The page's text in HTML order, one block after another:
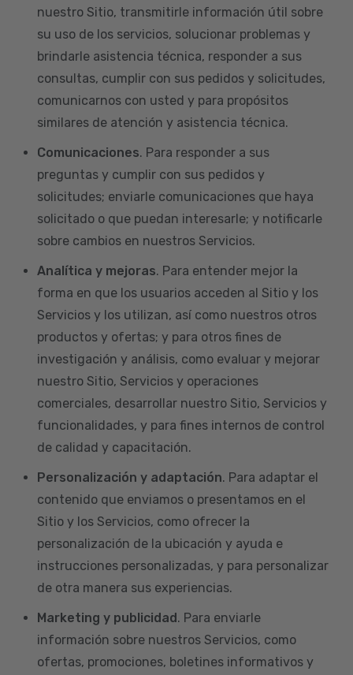
nuestro Sitio, transmitirle información útil sobre
su uso de los servicios, solucionar problemas y
brindarle asistencia técnica, responder a sus
consultas, cumplir con sus pedidos y solicitudes,
comunicarnos con usted y para propósitos
similares de atención y asistencia técnica.
Comunicaciones. Para responder a sus
preguntas y cumplir con sus pedidos y
solicitudes; enviarle comunicaciones que haya
solicitado o que puedan interesarle; y notificarle
sobre cambios en nuestros Servicios.
Analítica y mejoras. Para entender mejor la
forma en que los usuarios acceden al Sitio y los
Servicios y los utilizan, así como nuestros otros
productos y ofertas; y para otros fines de
investigación y análisis, como evaluar y mejorar
nuestro Sitio, Servicios y operaciones
comerciales, desarrollar nuestro Sitio, Servicios y
funcionalidades, y para fines internos de control
de calidad y capacitación.
Personalización y adaptación. Para adaptar el
contenido que enviamos o presentamos en el
Sitio y los Servicios, como ofrecer la
personalización de la ubicación y ayuda e
instrucciones personalizadas, y para personalizar
de otra manera sus experiencias.
Marketing y publicidad. Para enviarle
información sobre nuestros Servicios, como
ofertas, promociones, boletines informativos y